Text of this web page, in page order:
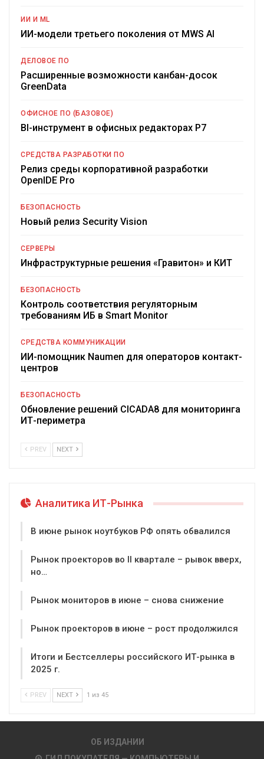
ИИ И ML
ИИ-модели третьего поколения от MWS AI
ДЕЛОВОЕ ПО
Расширенные возможности канбан-досок
GreenData
ОФИСНОЕ ПО (БАЗОВОЕ)
BI-инструмент в офисных редакторах Р7
СРЕДСТВА РАЗРАБОТКИ ПО
Релиз среды корпоративной разработки
OpenIDE Pro
БЕЗОПАСНОСТЬ
Новый релиз Security Vision
СЕРВЕРЫ
Инфраструктурные решения «Гравитон» и КИТ
БЕЗОПАСНОСТЬ
Контроль соответствия регуляторным
требованиям ИБ в Smart Monitor
СРЕДСТВА КОММУНИКАЦИИ
ИИ-помощник Naumen для операторов контакт-
центров
БЕЗОПАСНОСТЬ
Обновление решений CICADA8 для мониторинга
ИТ-периметра
PREV NEXT
Аналитика ИТ-Рынка
В июне рынок ноутбуков РФ опять обвалился
Рынок проекторов во II квартале – рывок вверх,
но…
Рынок мониторов в июне – снова снижение
Рынок проекторов в июне – рост продолжился
Итоги и Бестселлеры российского ИТ-рынка в
2025 г.
PREV NEXT 1 из 45
ОБ ИЗДАНИИ